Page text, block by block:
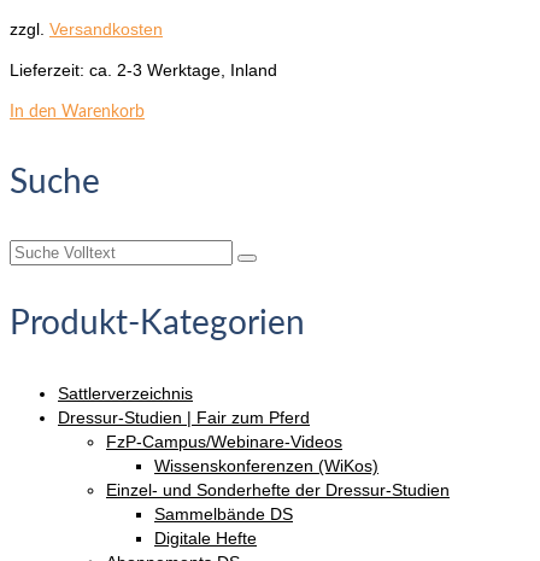
zzgl. Versandkosten
Lieferzeit: ca. 2-3 Werktage, Inland
In den Warenkorb
Suche
Suche
Produkt-Kategorien
Sattlerverzeichnis
Dressur-Studien | Fair zum Pferd
FzP-Campus/Webinare-Videos
Wissenskonferenzen (WiKos)
Einzel- und Sonderhefte der Dressur-Studien
Sammelbände DS
Digitale Hefte